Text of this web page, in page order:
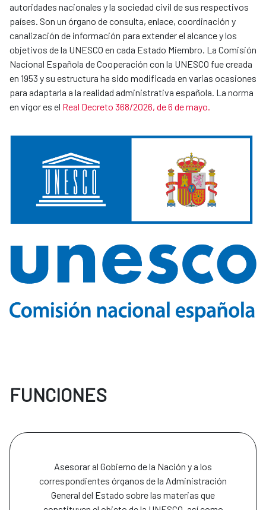
autoridades nacionales y la sociedad civil de sus respectivos
países. Son un órgano de consulta, enlace, coordinación y
canalización de información para extender el alcance y los
objetivos de la UNESCO en cada Estado Miembro. La Comisión
Nacional Española de Cooperación con la UNESCO fue creada
en 1953 y su estructura ha sido modificada en varias ocasiones
para adaptarla a la realidad administrativa española. La norma
en vigor es el Real Decreto 368/2026, de 6 de mayo.
FUNCIONES
Asesorar al Gobierno de la Nación y a los
correspondientes órganos de la Administración
General del Estado sobre las materias que